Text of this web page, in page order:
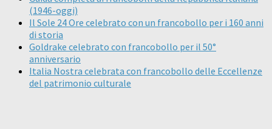
(1946-oggi)
Il Sole 24 Ore celebrato con un francobollo per i 160 anni
di storia
Goldrake celebrato con francobollo per il 50°
anniversario
Italia Nostra celebrata con francobollo delle Eccellenze
del patrimonio culturale